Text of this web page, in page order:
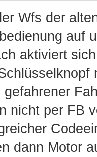
Wfs der
auf
aktiviert
gefahrener
nicht per FB
dann Motor